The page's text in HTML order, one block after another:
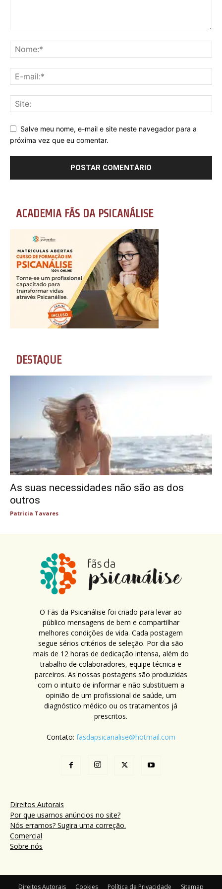
Salve meu nome, e-mail e site neste navegador para a
próxima vez que eu comentar.
ACADEMIA FÃS DA PSICANÁLISE
DESTAQUE
As suas necessidades não são as dos
outros
Patricia Tavares
O Fãs da Psicanálise foi criado para levar ao
público mensagens de bem e compartilhar
melhores condições de vida. Cada postagem
segue sérios critérios de seleção. Por dia são
mais de 12 horas de dedicação intensa, além do
trabalho de colaboradores, equipe técnica e
parceiros. As nossas postagens são produzidas
com o intuito de informar e não substituem a
opinião de um profissional de saúde, um
diagnóstico médico ou os tratamentos já
prescritos.
Contato: fasdapsicanalise@hotmail.com
Direitos Autorais
Por que usamos anúncios no site?
Nós erramos? Sugira uma correção.
Comercial
Sobre nós
Direitos Autorais Cookies Política de Privacidade Sitemap